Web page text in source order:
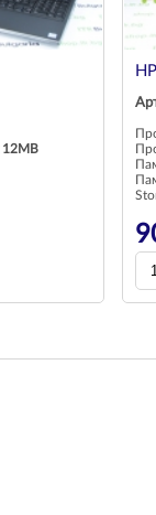
12MB